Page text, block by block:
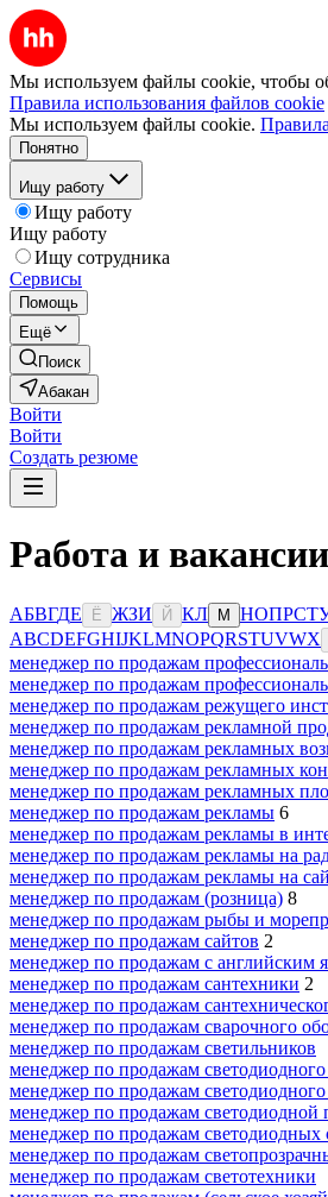
Мы используем файлы cookie, чтобы
Правила использования файлов cookie
Мы используем файлы cookie.
Понятно
Ищу работу
Ищу работу
Ищу работу
Ищу сотрудника
Сервисы
Помощь
Ещё
Поиск
Абакан
Войти
Войти
Создать резюме
Работа и
АБВГДЕ Ё ЖЗИ Й КЛ М НОПРСТ
ABCDEFGHIJKLMNOPQRSTUVWX
менеджер по продажам
менеджер по продажам
менеджер по продажам режущего
менеджер по продажам рекламной
менеджер по продажам рекламных
менеджер по продажам рекламных
менеджер по продажам рекламных
менеджер по продажам рекламы 6
менеджер по продажам рекламы в
менеджер по продажам рекламы на
менеджер по продажам рекламы на
менеджер по продажам (розница) 8
менеджер по продажам рыбы и
менеджер по продажам сайтов 2
менеджер по продажам с английским
менеджер по продажам сантехники 2
менеджер по продажам
менеджер по продажам сварочного
менеджер по продажам светильников
менеджер по продажам
менеджер по продажам
менеджер по продажам светодиодной
менеджер по продажам светодиодных
менеджер по продажам
менеджер по продажам светотехники